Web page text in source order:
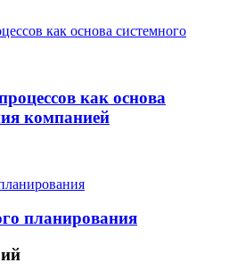
как основа
компанией
планирования